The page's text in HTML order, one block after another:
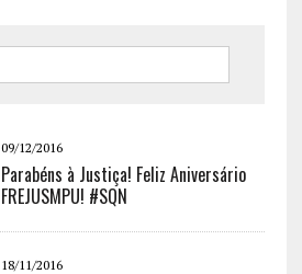
09/12/2016
Parabéns à Justiça! Feliz Aniversário
FREJUSMPU! #SQN
18/11/2016